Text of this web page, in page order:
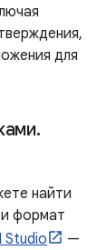
для
.
найти
формат
Studio
—